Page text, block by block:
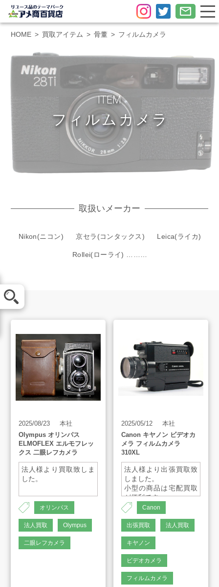
買取方法
買取アイテム
よくあるご質問
スタッフインタビュー
店舗案内
販売のご案内
HOME 買取アイテム 骨董 フィルムカメラ
ITEM
フィルムカメラ
取扱いメーカー
Nikon(ニコン) 京セラ(コンタックス) Leica(ライカ)
Rollei(ローライ) ………
2025/08/23
本社
Olympus オリンパス
ELMOFLEX エルモフレッ
クス 二眼レフカメラ
法人様より買取致しま
した。
オリンパス
法人買取 Olympus
二眼レフカメラ
2025/05/12
本社
Canon キヤノン ビデオカ
メラ フィルムカメラ
310XL
法人様より出張買取致
しました。
小型の商品は宅配買取
が便利です。
ご気軽にご連絡くださ
いませ。
Canon
出張買取 法人買取
キヤノン
ビデオカメラ
フィルムカメラ